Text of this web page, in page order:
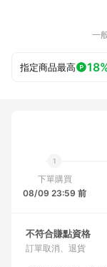
一
指定商品最高
下單購買
08/09 23:59 前
不符合賺點資格
訂單取消、退貨